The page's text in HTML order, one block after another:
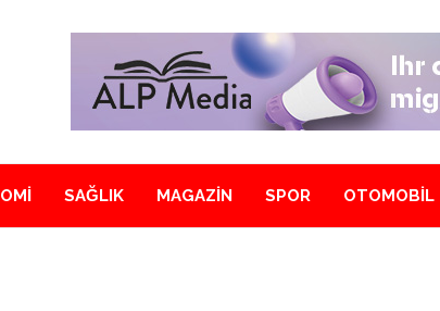
SAĞLIK MAGAZİN SPOR OTOMOBİL